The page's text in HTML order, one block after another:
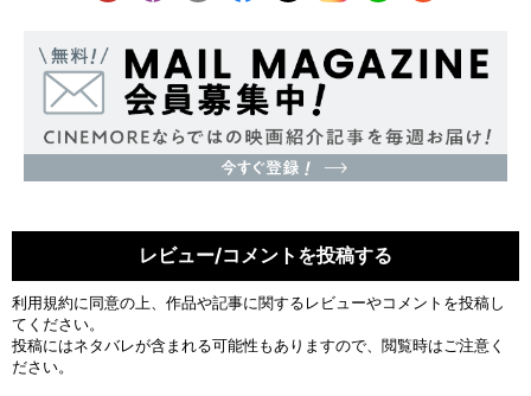
レビュー/コメントを投稿する
利用規約に同意の上、作品や記事に関するレビューやコメントを投稿し
てください。
投稿にはネタバレが含まれる可能性もありますので、閲覧時はご注意く
ださい。